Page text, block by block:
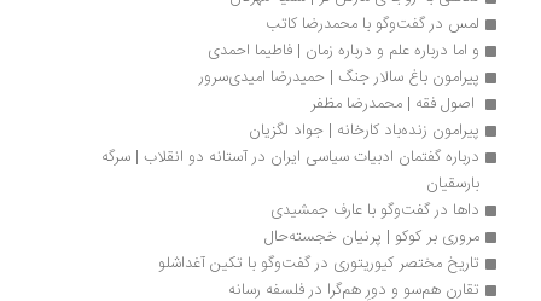
لمس در گفت‌وگو با محمدرضا کاتب
و اما درباره علم و درباره زمان | فاطیما احمدی
پیرامون باغ سالار جنگ | حمیدرضا امیدی‌سرور
اصول فقه | محمدرضا مظفر
پیرامون زنده‌باد کارخانه | جواد لگزیان
درباره گفتمان ادبیات سیاسی ایران در آستانه دو انقلاب | سرگه
بارسقیان
داها در گفت‌وگو با عارف جمشیدی
مروری بر کوکو | پرنیان خجسته‌حال
تاریخ مختصر کیوریتوری در گفت‌وگو با تکین آغداشلو
تقارن هم‌سو و دورِ هم‌گرا در فلسفه رسانه